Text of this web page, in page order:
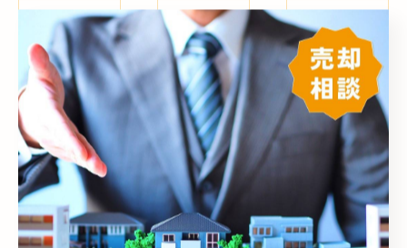
< 前のページ 一覧に戻る 次のページ >
カテゴリー Categories
全てのカテゴリー
売却
売買